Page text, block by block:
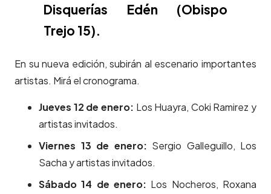
Disquerías Edén (Obispo
Trejo 15).
En su nueva edición, subirán al escenario importantes
artistas. Mirá el cronograma.
Jueves 12 de enero: Los Huayra, Coki Ramirez y
artistas invitados.
Viernes 13 de enero: Sergio Galleguillo, Los
Sacha y artistas invitados.
Sábado 14 de enero: Los Nocheros, Roxana